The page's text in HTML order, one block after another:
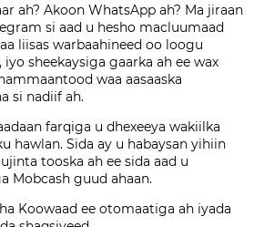
ah? Akoon WhatsApp ah? Ma jiraan
si aad u hesho macluumaad
liisas warbaahineed oo loogu
sheekaysiga gaarka ah ee wax
waa aasaaska
si nadiif ah.
farqiga u dhexeeya wakiilka
hawlan. Sida ay u habaysan yihiin
tooska ah ee sida aad u
Mobcash guud ahaan.
Koowaad ee otomaatiga ah iyada